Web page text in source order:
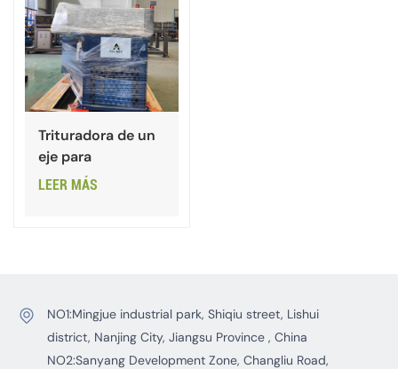
Trituradora de un
eje para
neumáticos de
LEER MÁS
NO1:Mingjue industrial park, Shiqiu street, Lishui
district, Nanjing City, Jiangsu Province , China
NO2:Sanyang Development Zone, Changliu Road,